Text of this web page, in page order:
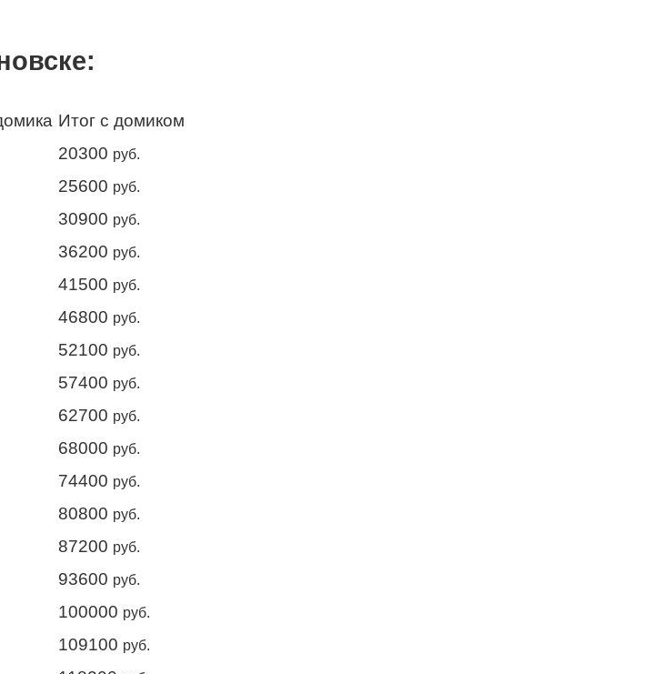
Итог с домиком
20300 руб.
25600 руб.
30900 руб.
36200 руб.
41500 руб.
46800 руб.
52100 руб.
57400 руб.
62700 руб.
68000 руб.
74400 руб.
80800 руб.
87200 руб.
93600 руб.
100000 руб.
109100 руб.